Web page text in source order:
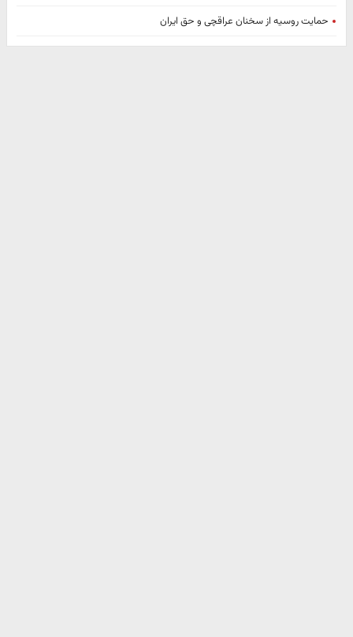
حمایت روسیه از سخنان عراقچی و حق ایران